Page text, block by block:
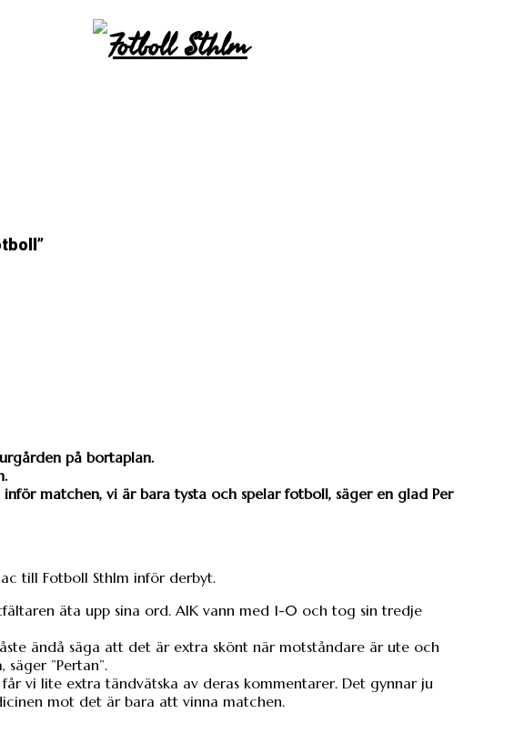
på bortaplan.
matchen, vi är bara tysta och spelar fotboll, säger en glad Per
till Fotboll Sthlm inför derbyt.
äta upp sina ord. AIK vann med 1-0 och tog sin tredje
ändå säga att det är extra skönt när motståndare är ute och
”Pertan”.
vi lite extra tändvätska av deras kommentarer. Det gynnar ju
mot det är bara att vinna matchen.